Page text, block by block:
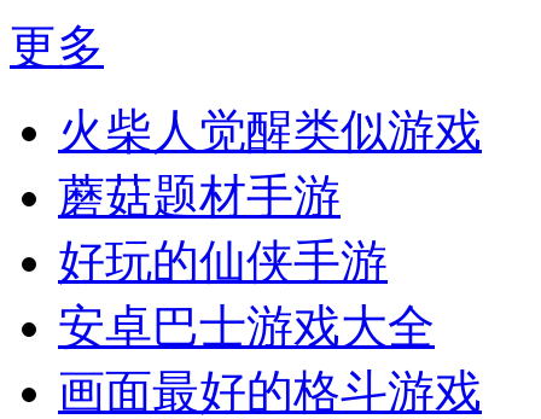
更多
火柴人觉醒类似游戏
蘑菇题材手游
好玩的仙侠手游
安卓巴士游戏大全
画面最好的格斗游戏